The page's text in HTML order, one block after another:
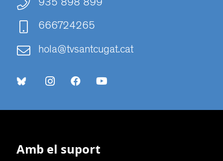
935 898 899
666724265
hola@tvsantcugat.cat
Amb el suport